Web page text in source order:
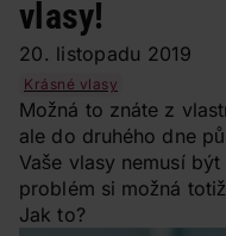
vlasy!
20. listopadu 2019
Krásné vlasy
Možná to znáte z
ale do druhého dne
Vaše vlasy nemusí
problém si možná
Jak to?